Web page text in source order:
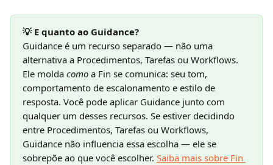
💡 E quanto ao Guidance?
Guidance é um recurso separado — não uma
alternativa a Procedimentos, Tarefas ou Workflows.
Ele molda como a Fin se comunica: seu tom,
comportamento de escalonamento e estilo de
resposta. Você pode aplicar Guidance junto com
qualquer um desses recursos. Se estiver decidindo
entre Procedimentos, Tarefas ou Workflows,
Guidance não influencia essa escolha — ele se
sobrepõe ao que você escolher. Saiba mais sobre Fin